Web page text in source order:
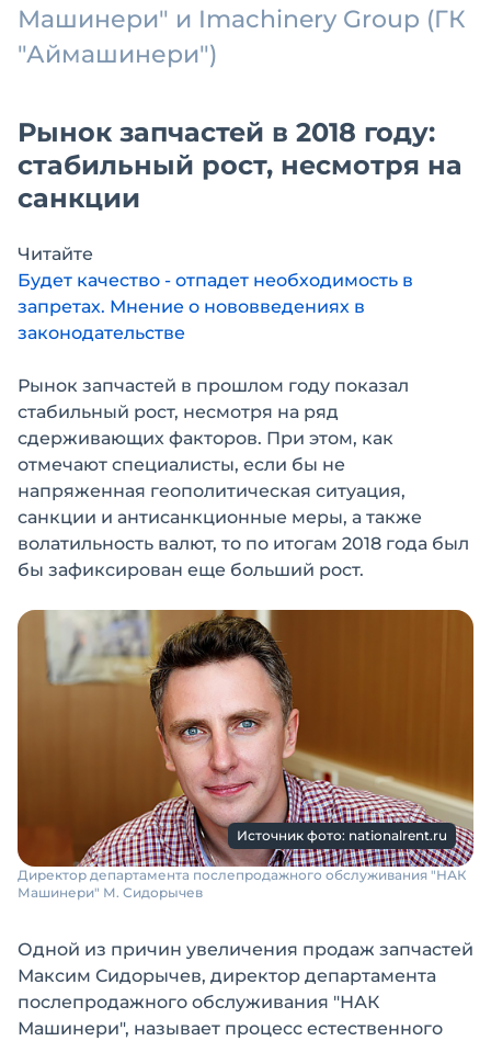
Машинери" и Imachinery Group (ГК
"Аймашинери")
Рынок запчастей в 2018 году:
стабильный рост, несмотря на
санкции
Читайте
Будет качество - отпадет необходимость в
запретах. Мнение о нововведениях в
законодательстве
Рынок запчастей в прошлом году показал
стабильный рост, несмотря на ряд
сдерживающих факторов. При этом, как
отмечают специалисты, если бы не
напряженная геополитическая ситуация,
санкции и антисанкционные меры, а также
волатильность валют, то по итогам 2018 года был
бы зафиксирован еще больший рост.
Источник фото: nationalrent.ru
Директор департамента послепродажного обслуживания "НАК
Машинери" М. Сидорычев
Одной из причин увеличения продаж запчастей
Максим Сидорычев, директор департамента
послепродажного обслуживания "НАК
Машинери", называет процесс естественного